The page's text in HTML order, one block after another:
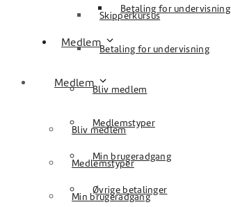
Betaling for undervisning
Medlem
Bliv medlem
Medlemstyper
Min brugeradgang
Øvrige betalinger
Skipperkursus
Betaling for undervisning
Medlem
Bliv medlem
Medlemstyper
Min brugeradgang